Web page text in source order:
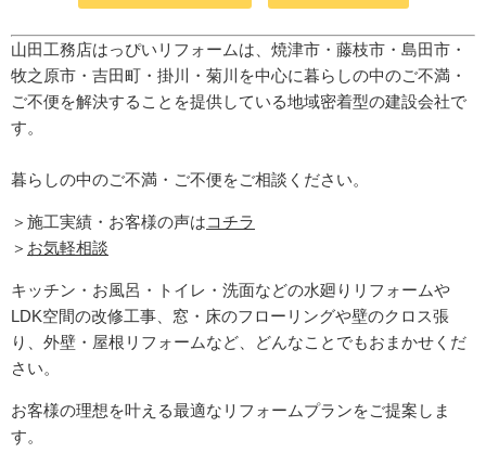
山田工務店はっぴいリフォームは、焼津市・藤枝市・島田市・
牧之原市・吉田町 ・掛川・菊川 を中心に暮らしの中のご不満・
ご不便を解決することを提供している地域密着型の建設会社で
す。
暮らしの中のご不満・ご不便をご相談ください。
＞施工実績・お客様の声はコチラ
＞ お気軽相談
キッチン・お風呂・トイレ・洗面などの水廻りリフォームや
LDK空間の改修工事、窓・床のフローリングや壁のクロス張
り、外壁・屋根リフォームなど、どんなことでもおまかせくだ
さい。
お客様の理想を叶える最適なリフォームプランをご提案しま
す。